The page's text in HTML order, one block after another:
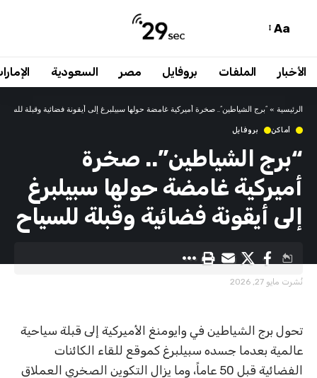
Aa
الأخبار الملفات بروفايل مصر السعودية
الرئيسية » “برج الشياطين”.. صخرة أميركية غامضة حولها سبيلبرغ إلى أيقونة فضائية وقبلة للسياح
أماكن بروفايل
“برج الشياطين”.. صخرة
أميركية غامضة حولها سبيلبرغ
إلى أيقونة فضائية وقبلة للسياح
نُشرت مايو 27, 2026
تحول برج الشياطين في وايومنغ الأميركية إلى قبلة سياحية
عالمية بعدما جسده سبيلبرغ كموقع للقاء الكائنات
الفضائية قبل 50 عاماً، وما يزال التكوين الصخري العملاق